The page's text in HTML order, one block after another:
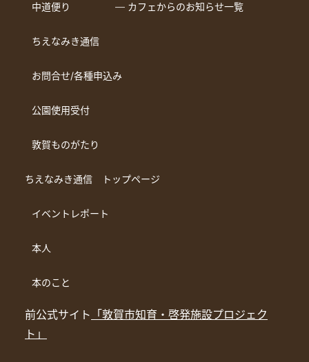
中道便り ― カフェからのお知らせ一覧
ちえなみき通信
お問合せ/各種申込み
公園使用受付
敦賀ものがたり
ちえなみき通信 トップページ
イベントレポート
本人
本のこと
前公式サイト 「敦賀市知育・啓発施設プロジェク
ト」